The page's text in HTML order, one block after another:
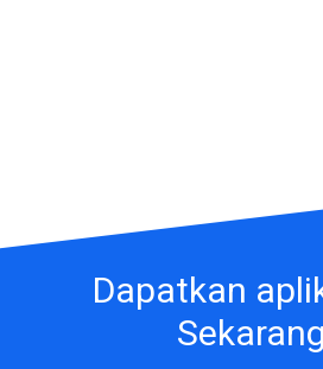
Dapatkan